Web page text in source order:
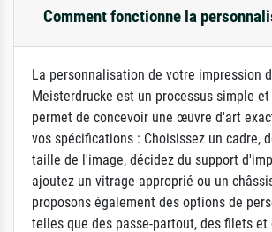
Comment fonctionne la
La personnalisation de votre impression
Meisterdrucke est un processus simple
permet de concevoir une œuvre d'art
vos spécifications : Choisissez un cadre,
taille de l'image, décidez du support
ajoutez un vitrage approprié ou un
proposons également des options de
telles que des passe-partout, des filets et